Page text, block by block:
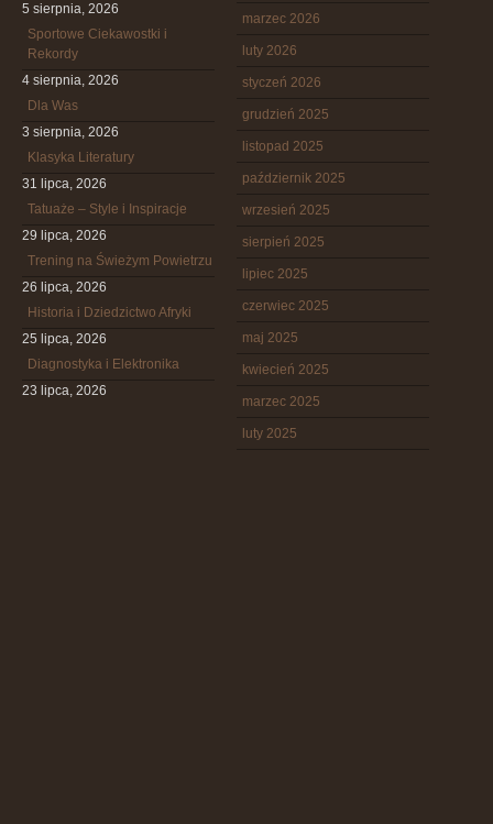
5 sierpnia, 2026
Sportowe Ciekawostki i
Rekordy
4 sierpnia, 2026
Dla Was
3 sierpnia, 2026
Klasyka Literatury
31 lipca, 2026
Tatuaże – Style i Inspiracje
29 lipca, 2026
Trening na Świeżym Powietrzu
26 lipca, 2026
Historia i Dziedzictwo Afryki
25 lipca, 2026
Diagnostyka i Elektronika
23 lipca, 2026
marzec 2026
luty 2026
styczeń 2026
grudzień 2025
listopad 2025
październik 2025
wrzesień 2025
sierpień 2025
lipiec 2025
czerwiec 2025
maj 2025
kwiecień 2025
marzec 2025
luty 2025